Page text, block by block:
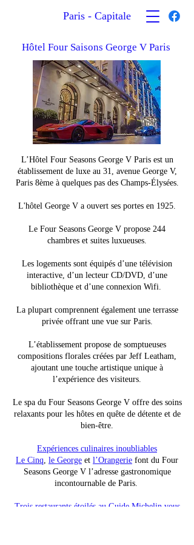
Paris - Capitale
Hôtel Four Saisons George V Paris
L’Hôtel Four Seasons George V Paris est un
établissement de luxe au 31, avenue George V,
Paris 8ème à quelques pas des Champs-Élysées.
L'hôtel George V a ouvert ses portes en 1925.
Le Four Seasons George V propose 244
chambres et suites luxueuses.
Les logements sont équipés d’une télévision
interactive, d’un lecteur CD/DVD, d’une
bibliothèque et d’une connexion Wifi.
La plupart comprennent également une terrasse
privée offrant une vue sur Paris.
L’établissement propose de somptueuses
compositions florales créées par Jeff Leatham,
ajoutant une touche artistique unique à
l’expérience des visiteurs.
Le spa du Four Seasons George V offre des soins
relaxants pour les hôtes en quête de détente et de
bien-être.
Expériences culinaires inoubliables
Le Cinq, le George et l’Orangerie font du Four
Seasons George V l’adresse gastronomique
incontournable de Paris.
Trois restaurants étoilés au Guide Michelin vous